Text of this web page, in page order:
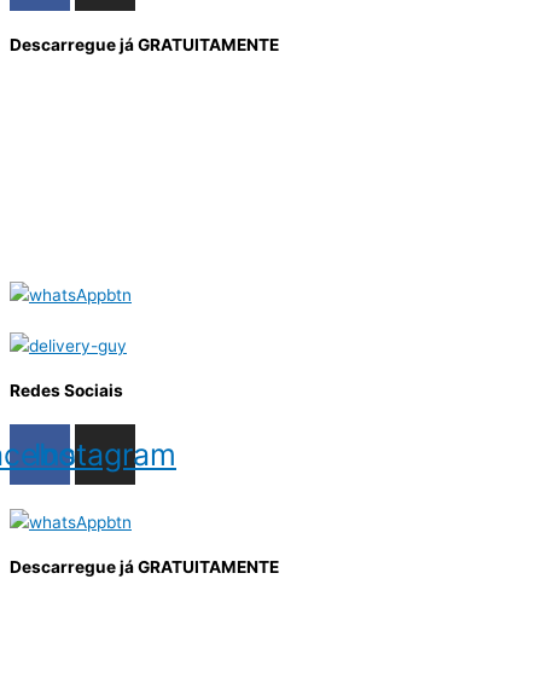
Descarregue já GRATUITAMENTE
Redes Sociais
Instagram
Descarregue já GRATUITAMENTE